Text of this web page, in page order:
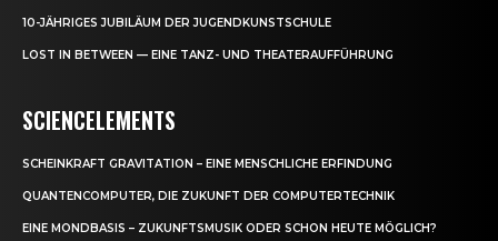
10-JÄHRIGES JUBILÄUM DER JUGENDKUNSTSCHULE
LOST IN BETWEEN — EINE TANZ- UND THEATERAUFFÜHRUNG
SCIENCELEMENTS
SCHEINKRAFT GRAVITATION – EINE MENSCHLICHE ERFINDUNG
QUANTENCOMPUTER, DIE ZUKUNFT DER COMPUTERTECHNIK
EINE MONDBASIS – ZUKUNFTSMUSIK ODER SCHON HEUTE MÖGLICH?